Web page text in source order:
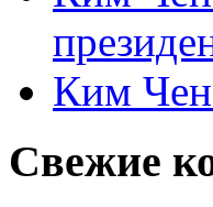
Ким Чен
Свежие